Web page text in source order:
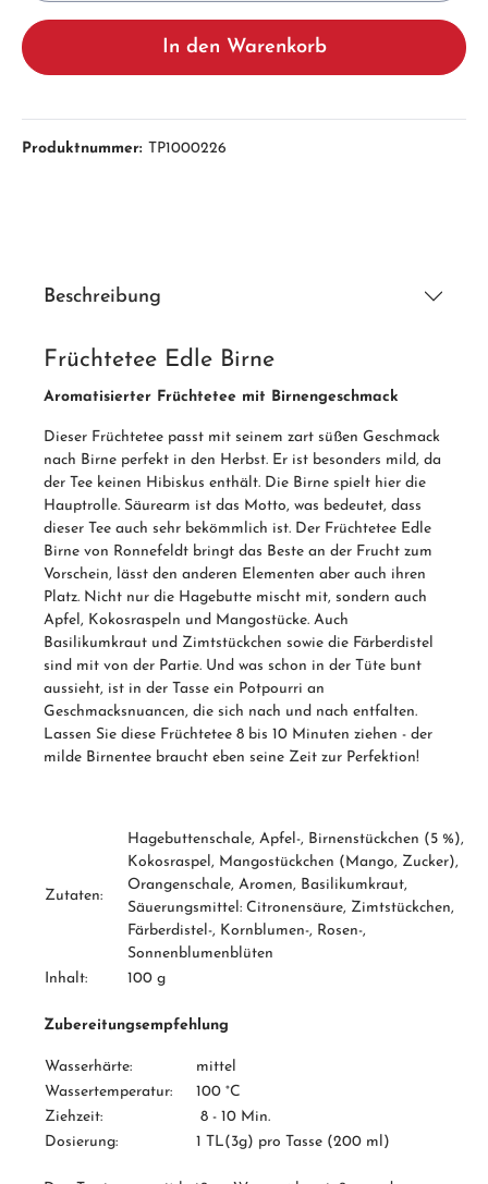
In den Warenkorb
Produktnummer: TP1000226
Beschreibung
Früchtetee Edle Birne
Aromatisierter Früchtetee mit Birnengeschmack
Dieser Früchtetee passt mit seinem zart süßen Geschmack
nach Birne perfekt in den Herbst. Er ist besonders mild, da
der Tee keinen Hibiskus enthält. Die Birne spielt hier die
Hauptrolle. Säurearm ist das Motto, was bedeutet, dass
dieser Tee auch sehr bekömmlich ist. Der Früchtetee Edle
Birne von Ronnefeldt bringt das Beste an der Frucht zum
Vorschein, lässt den anderen Elementen aber auch ihren
Platz. Nicht nur die Hagebutte mischt mit, sondern auch
Apfel, Kokosraspeln und Mangostücke. Auch
Basilikumkraut und Zimtstückchen sowie die Färberdistel
sind mit von der Partie. Und was schon in der Tüte bunt
aussieht, ist in der Tasse ein Potpourri an
Geschmacksnuancen, die sich nach und nach entfalten.
Lassen Sie diese Früchtetee 8 bis 10 Minuten ziehen - der
milde Birnentee braucht eben seine Zeit zur Perfektion!
Zutaten:
Hagebuttenschale, Apfel-, Birnenstückchen (5 %),
Kokosraspel, Mangostückchen (Mango, Zucker),
Orangenschale, Aromen, Basilikumkraut,
Säuerungsmittel: Citronensäure, Zimtstückchen,
Färberdistel-, Kornblumen-, Rosen-,
Sonnenblumenblüten
Inhalt:
100 g
Zubereitungsempfehlung
Wasserhärte:
mittel
Wassertemperatur:
100 °C
Ziehzeit:
8 - 10 Min.
Dosierung:
1 TL(3g) pro Tasse (200 ml)